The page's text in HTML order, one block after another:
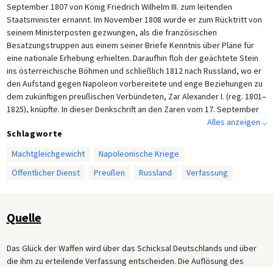
September 1807 von König Friedrich Wilhelm III. zum leitenden
Staatsminister ernannt. Im November 1808 wurde er zum Rücktritt von
seinem Ministerposten gezwungen, als die französischen
Besatzungstruppen aus einem seiner Briefe Kenntnis über Pläne für
eine nationale Erhebung erhielten. Daraufhin floh der geächtete Stein
ins österreichische Böhmen und schließlich 1812 nach Russland, wo er
den Aufstand gegen Napoleon vorbereitete und enge Beziehungen zu
dem zukünftigen preußischen Verbündeten, Zar Alexander I. (reg. 1801–
1825), knüpfte. In dieser Denkschrift an den Zaren vom 17. September
1812 beschreibt Stein die Bestandteile einer nachnapoleonischen
Ordnung mit einem gefestigten Deutschland, lässt jedoch die
Sein zentrales Anliegen besteht darin, den Zaren von der Tragfähigkeit
eines deutschen Staates zu überzeugen, dessen Befreiung von der
Alles anzeigen ⌵
Schlagworte
Machtgleichgewicht
Napoleonische Kriege
Öffentlicher Dienst
Preußen Russland Verfassung
Quelle
Das Glück der Waffen wird über das Schicksal Deutschlands und über
die ihm zu erteilende Verfassung entscheiden. Die Auflösung des